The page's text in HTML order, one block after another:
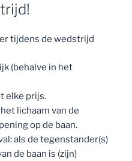
tijdens de wedstrijd
(behalve in het
elke prijs.
lichaam van de
op de baan.
als de tegenstander(s)
de baan is (zijn)